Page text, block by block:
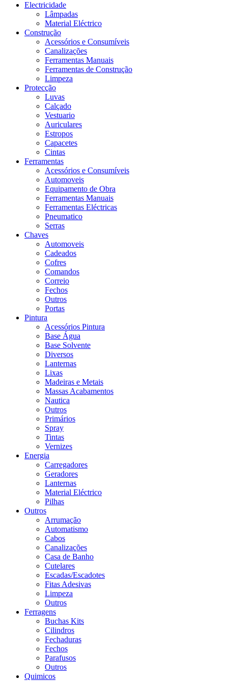
Electricidade
Lâmpadas
Material Eléctrico
Construção
Acessórios e Consumíveis
Canalizações
Ferramentas Manuais
Ferramentas de Construção
Limpeza
Protecção
Luvas
Calçado
Vestuario
Auriculares
Estropos
Capacetes
Cintas
Ferramentas
Acessórios e Consumíveis
Automoveis
Equipamento de Obra
Ferramentas Manuais
Ferramentas Eléctricas
Pneumatico
Serras
Chaves
Automoveis
Cadeados
Cofres
Comandos
Correio
Fechos
Outros
Portas
Pintura
Acessórios Pintura
Base Água
Base Solvente
Diversos
Lanternas
Lixas
Madeiras e Metais
Massas Acabamentos
Nautica
Outros
Primários
Spray
Tintas
Vernizes
Energia
Carregadores
Geradores
Lanternas
Material Eléctrico
Pilhas
Outros
Arrumação
Automatismo
Cabos
Canalizações
Casa de Banho
Cutelares
Escadas/Escadotes
Fitas Adesivas
Limpeza
Outros
Ferragens
Buchas Kits
Cilindros
Fechaduras
Fechos
Parafusos
Outros
Quimicos